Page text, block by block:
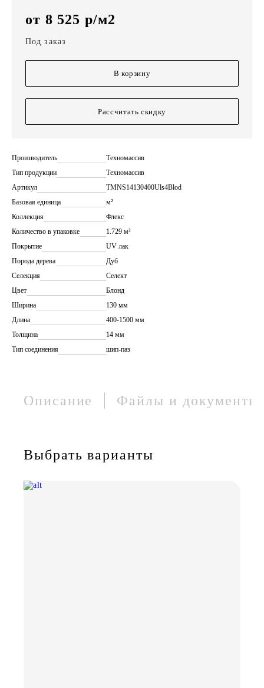
от 8 525 р/м2
Под заказ
В корзину
Рассчитать скидку
Производитель
Техномассив
Тип продукции
Техномассив
Артикул
TMNS14130400Uls4Blod
Базовая единица
м²
Коллекция
Флекс
Количество в упаковке
1.729 м²
Покрытие
UV лак
Порода дерева
Дуб
Селекция
Селект
Цвет
Блонд
Ширина
130 мм
Длина
400-1500 мм
Толщина
14 мм
Тип соединения
шип-паз
Описание Файлы и документы
Выбрать варианты